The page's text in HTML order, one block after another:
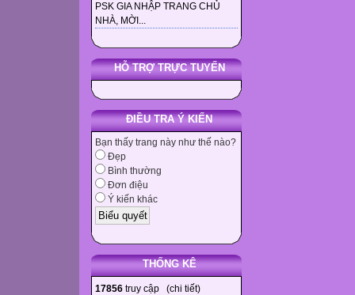
PSK GIA NHẬP TRANG CHỦ
NHÀ, MỜI...
HỖ TRỢ TRỰC TUYẾN
ĐIỀU TRA Ý KIẾN
Bạn thấy trang này như thế nào?
Đẹp
Bình thường
Đơn điệu
Ý kiến khác
THỐNG KÊ
17856 truy cập (chi tiết)